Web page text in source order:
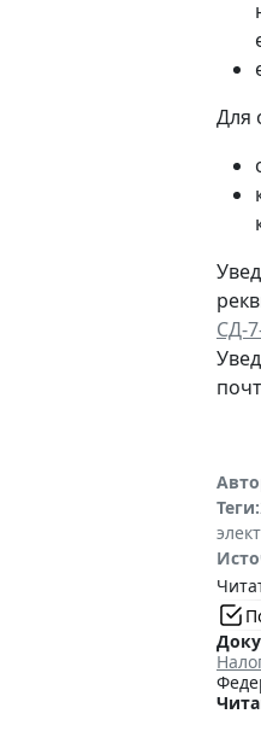
Для
СД-
Теги: